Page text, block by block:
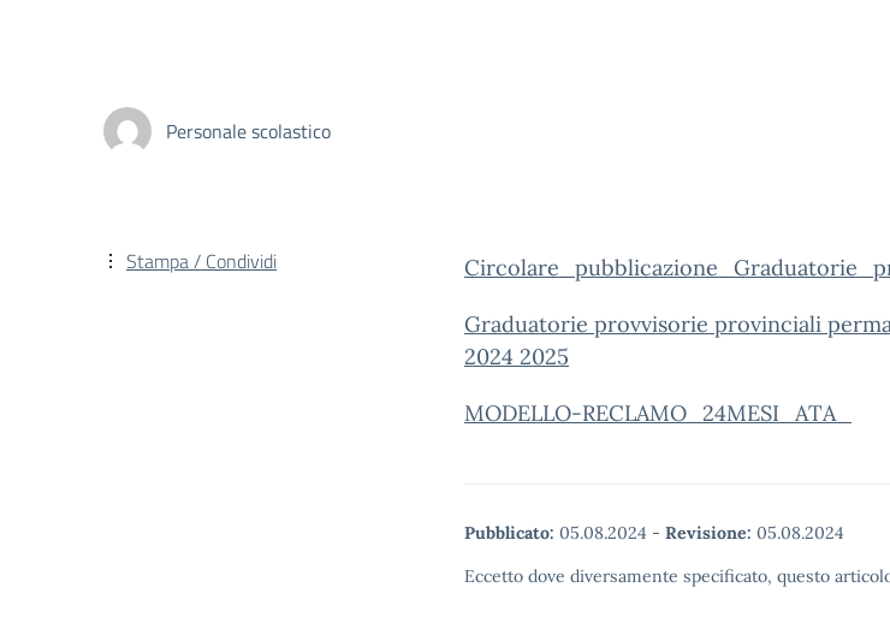
Personale scolastico
Graduatorie provvisorie provinciali
2024 2025
MODELLO-RECLAMO_24MESI_ATA_
Pubblicato: 05.08.2024 - Revisione: 05.08.2024
Eccetto dove diversamente specificato, questo
Stampa / Condividi